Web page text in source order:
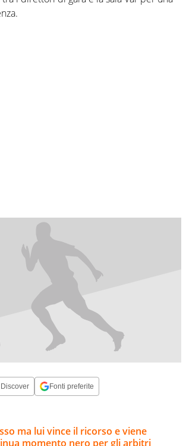
Fonti preferite
ma lui vince il ricorso e viene
momento nero per gli arbitri